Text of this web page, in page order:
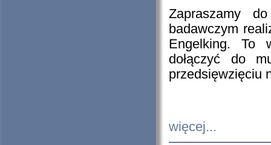
Zapraszamy
badawczym
Engelking. To
dołączyć do
przedsięwzięciu
więcej...